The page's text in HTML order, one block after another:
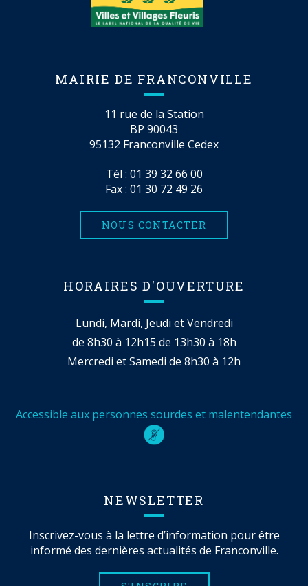
MAIRIE DE FRANCONVILLE
11 rue de la Station
BP 90043
95132 Franconville Cedex
Tél : 01 39 32 66 00
Fax : 01 30 72 49 26
NOUS CONTACTER
HORAIRES D'OUVERTURE
Lundi, Mardi, Jeudi et Vendredi
de 8h30 à 12h15 de 13h30 à 18h
Mercredi et Samedi de 8h30 à 12h
Accessible aux personnes sourdes et malentendantes
NEWSLETTER
Inscrivez-vous à la lettre d’information pour être
informé des dernières actualités de Franconville.